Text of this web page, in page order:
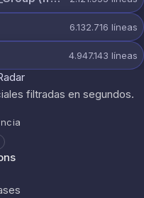
6.132.716 líneas
4.947.143 líneas
filtradas en segundos.